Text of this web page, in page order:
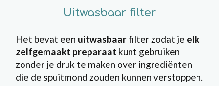
Uitwasbaar filter
Het bevat een uitwasbaarfilter zodat je elk
zelfgemaakt preparaat kunt gebruiken
zonder je druk te maken over ingrediënten
die de spuitmond zouden kunnen verstoppen.